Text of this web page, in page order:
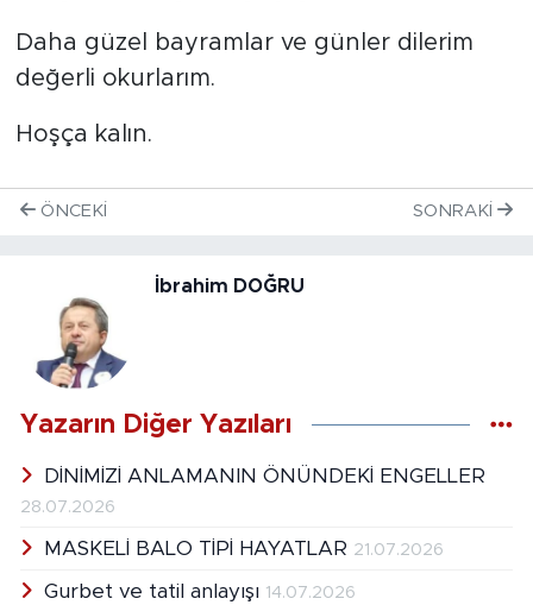
Daha güzel bayramlar ve günler dilerim
değerli okurlarım.
Hoşça kalın.
ÖNCEKI SONRAKI
İbrahim DOĞRU
Yazarın Diğer Yazıları
DİNİMİZİ ANLAMANIN ÖNÜNDEKİ ENGELLER
28.07.2026
MASKELİ BALO TİPİ HAYATLAR 21.07.2026
Gurbet ve tatil anlayışı 14.07.2026